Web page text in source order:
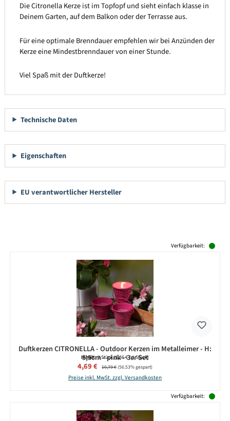
Die Citronella Kerze ist im Topfopf und sieht einfach klasse in
Deinem Garten, auf dem Balkon oder der Terrasse aus.
Für eine optimale Brenndauer empfehlen wir bei Anzünden der
Kerze eine Mindestbrenndauer von einer Stunde.
Viel Spaß mit der Duftkerze!
Technische Daten
Eigenschaften
EU verantwortlicher Hersteller
Verfügbarkeit:
Duftkerzen CITRONELLA - Outdoor Kerzen im Metalleimer - H:
5,5cm - pink - 3er Set
Inhalt:3 Stück(1,56 € / 1 Stück)
Verkaufspreis:
4,69 € Regulärer Preis:
10,79 €(56.53% gespart)
Preise inkl. MwSt. zzgl. Versandkosten
Verfügbarkeit: